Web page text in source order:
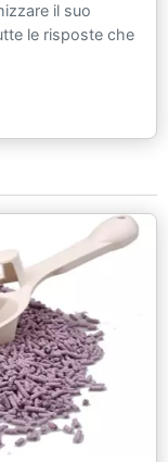
il suo
le risposte che